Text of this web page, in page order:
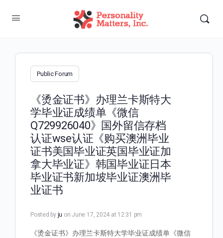
Public Forum
《烫金证书》办理兰卡斯特大
学毕业证成绩单《微信
Q729926040》国外留信存档
认证wse认证《购买澳洲毕业
证书美国毕业证英国毕业证加
拿大毕业证》韩国毕业证日本
毕业证书新加坡毕业证澳洲毕
业证书
Posted by ju on June 17, 2024 at 12:31 pm
《烫金证书》办理兰卡斯特大学毕业证成绩单《微信